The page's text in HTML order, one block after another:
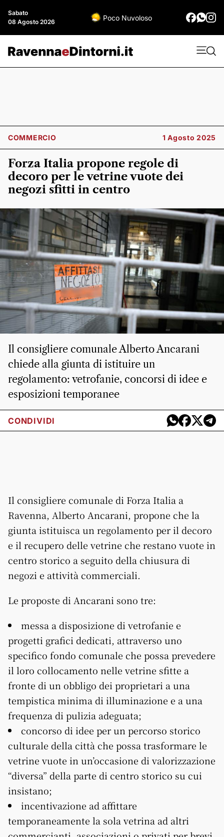
Sabato
08 Agosto 2026
Poco Nuvoloso
COMMERCIO 1 Agosto 2025
Forza Italia propone regole di
decoro per le vetrine vuote dei
negozi sfitti in centro
Il consigliere comunale Alberto Ancarani
chiede alla giunta di istituire un
regolamento: vetrofanie, concorsi di idee e
esposizioni temporanee
CONDIVIDI
Il consigliere comunale di Forza Italia a
Ravenna, Alberto Ancarani, propone che la
giunta istituisca un regolamento per il decoro
e il recupero delle vetrine che restano vuote in
centro storico a seguito della chiusura di
negozi e attività commerciali.
Le proposte di Ancarani sono tre:
messa a disposizione di vetrofanie e
progetti grafici dedicati, attraverso uno
specifico fondo comunale che possa prevedere
il loro collocamento nelle vetrine sfitte a
fronte di un obbligo dei proprietari a una
tempistica minima di illuminazione e a una
frequenza di pulizia adeguata;
concorso di idee per un percorso storico
culturale della città che possa trasformare le
vetrine vuote in un’occasione di valorizzazione
“diversa” della parte di centro storico su cui
insistano;
incentivazione ad affittare
temporaneamente la sola vetrina ad altri